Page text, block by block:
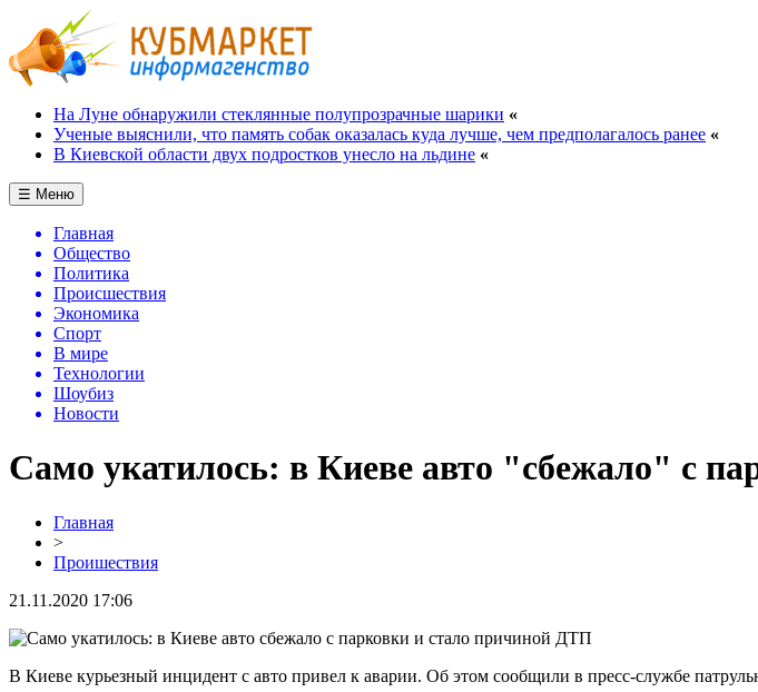
На Луне обнаружили стеклянные полупрозрачные шарики «
Ученые выяснили, что память собак оказалась куда лучше, чем предполагалось ранее «
В Киевской области двух подростков унесло на льдине «
☰ Меню
Главная
Общество
Политика
Происшествия
Экономика
Спорт
В мире
Технологии
Шоубиз
Новости
Само укатилось: в Киеве авто "сбежало" с
Главная
>
Проишествия
21.11.2020 17:06
В Киеве курьезный инцидент с авто привел к аварии. Об этом сообщили в пресс-службе